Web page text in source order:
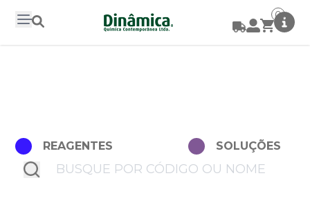
0
REAGENTES SOLUÇÕES